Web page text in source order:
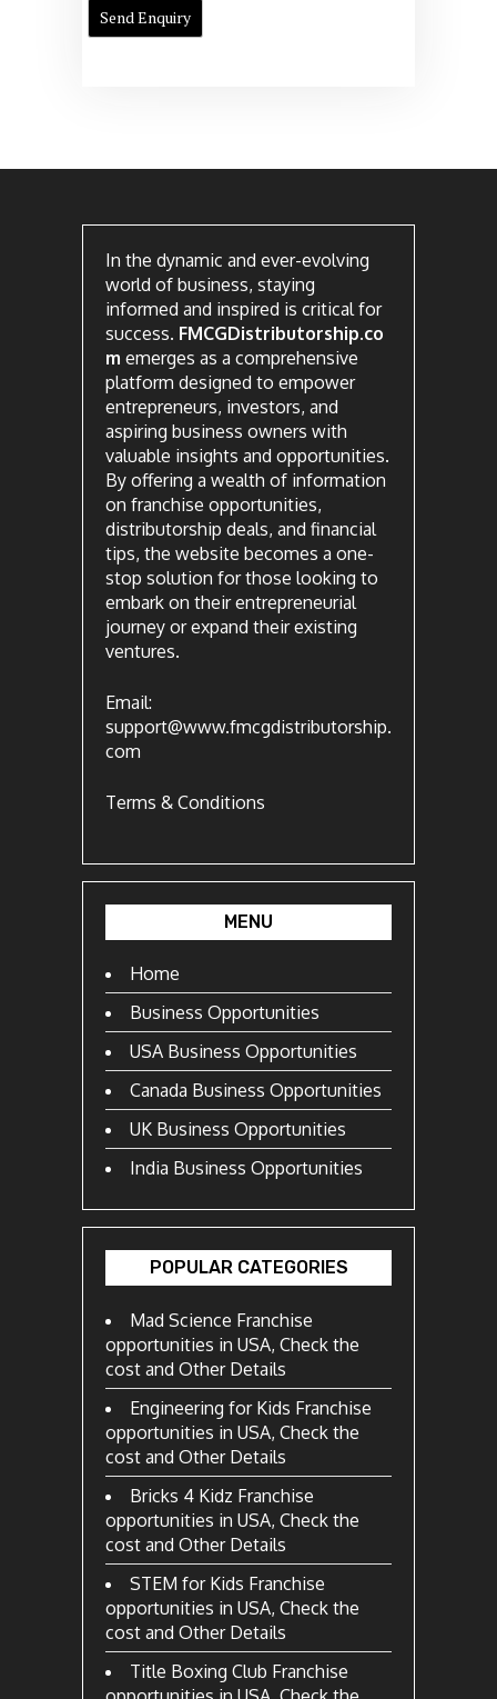
In the dynamic and ever-evolving
world of business, staying
informed and inspired is critical for
success. FMCGDistributorship.co
m emerges as a comprehensive
platform designed to empower
entrepreneurs, investors, and
aspiring business owners with
valuable insights and opportunities.
By offering a wealth of information
on franchise opportunities,
distributorship deals, and financial
tips, the website becomes a one-
stop solution for those looking to
embark on their entrepreneurial
journey or expand their existing
ventures.
Email:
support@www.fmcgdistributorship.
com
Terms & Conditions
MENU
Home
Business Opportunities
USA Business Opportunities
Canada Business Opportunities
UK Business Opportunities
India Business Opportunities
POPULAR CATEGORIES
Mad Science Franchise
opportunities in USA, Check the
cost and Other Details
Engineering for Kids Franchise
opportunities in USA, Check the
cost and Other Details
Bricks 4 Kidz Franchise
opportunities in USA, Check the
cost and Other Details
STEM for Kids Franchise
opportunities in USA, Check the
cost and Other Details
Title Boxing Club Franchise